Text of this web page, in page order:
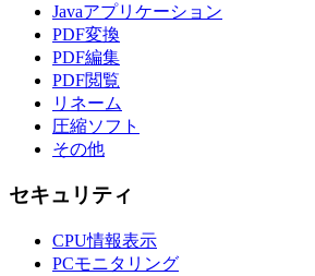
Javaアプリケーション
PDF変換
PDF編集
PDF閲覧
リネーム
圧縮ソフト
その他
セキュリティ
CPU情報表示
PCモニタリング